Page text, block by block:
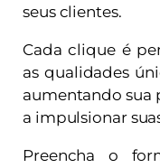
seus clientes.
Cada clique é
as qualidades
aumentando sua
a impulsionar
Preencha o